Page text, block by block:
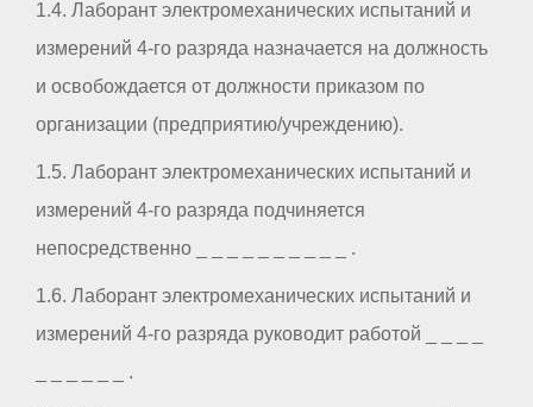
1.4. Лаборант электромеханических испытаний и
измерений 4-го разряда назначается на должность
и освобождается от должности приказом по
организации (предприятию/учреждению).
1.5. Лаборант электромеханических испытаний и
измерений 4-го разряда подчиняется
непосредственно _ _ _ _ _ _ _ _ _ _ .
1.6. Лаборант электромеханических испытаний и
измерений 4-го разряда руководит работой _ _ _ _
_ _ _ _ _ _ .